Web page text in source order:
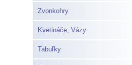
Zvonkohry
Kvetináče, Vázy
Tabuľky